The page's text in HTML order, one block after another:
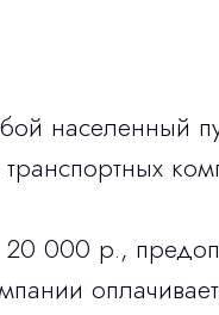
населенный
000 р.,